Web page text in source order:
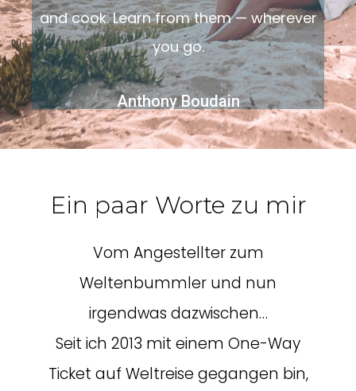
and cook. Learn from them — wherever
you go.
Anthony Boudain
Ein paar Worte zu mir
Vom Angestellter zum
Weltenbummler und nun
irgendwas dazwischen…
Seit ich 2013 mit einem One-Way
Ticket auf Weltreise gegangen bin,